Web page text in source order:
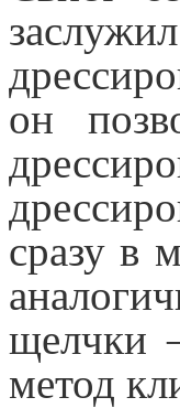
он
сразу в
щелчки
метод